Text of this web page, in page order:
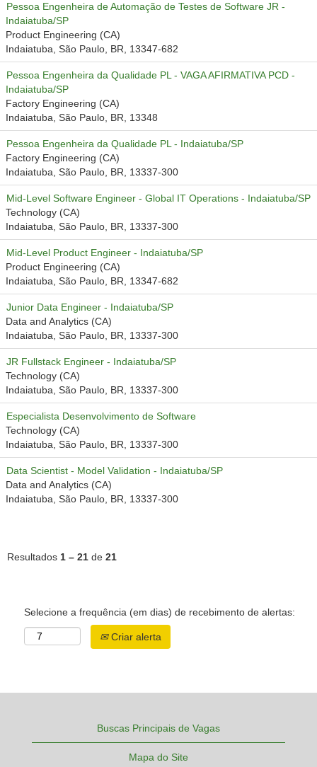
Pessoa Engenheira de Automação de Testes de Software JR -
Indaiatuba/SP
Product Engineering (CA)
Indaiatuba, São Paulo, BR, 13347-682
Pessoa Engenheira da Qualidade PL - VAGA AFIRMATIVA PCD -
Indaiatuba/SP
Factory Engineering (CA)
Indaiatuba, São Paulo, BR, 13348
Pessoa Engenheira da Qualidade PL - Indaiatuba/SP
Factory Engineering (CA)
Indaiatuba, São Paulo, BR, 13337-300
Mid-Level Software Engineer - Global IT Operations - Indaiatuba/SP
Technology (CA)
Indaiatuba, São Paulo, BR, 13337-300
Mid-Level Product Engineer - Indaiatuba/SP
Product Engineering (CA)
Indaiatuba, São Paulo, BR, 13347-682
Junior Data Engineer - Indaiatuba/SP
Data and Analytics (CA)
Indaiatuba, São Paulo, BR, 13337-300
JR Fullstack Engineer - Indaiatuba/SP
Technology (CA)
Indaiatuba, São Paulo, BR, 13337-300
Especialista Desenvolvimento de Software
Technology (CA)
Indaiatuba, São Paulo, BR, 13337-300
Data Scientist - Model Validation - Indaiatuba/SP
Data and Analytics (CA)
Indaiatuba, São Paulo, BR, 13337-300
Resultados 1 – 21 de 21
Selecione a frequência (em dias) de recebimento de alertas:
Criar alerta
Buscas Principais de Vagas
Mapa do Site